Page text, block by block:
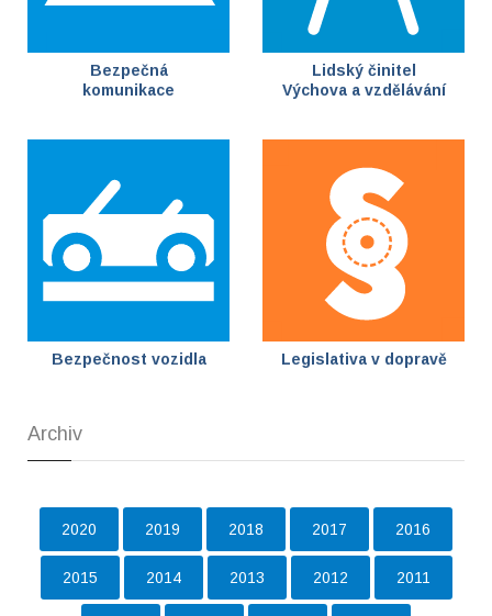
Bezpečná
komunikace
Lidský činitel
Výchova a vzdělávání
Bezpečnost vozidla Legislativa v dopravě
Archiv
2020 2019 2018 2017 2016
2015 2014 2013 2012 2011